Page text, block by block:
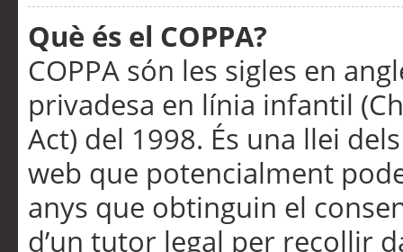
Què és el COPPA?
COPPA són les sigles en
privadesa en línia infantil
Act) del 1998. És una llei
web que potencialment
anys que obtinguin el
d’un tutor legal per recollir